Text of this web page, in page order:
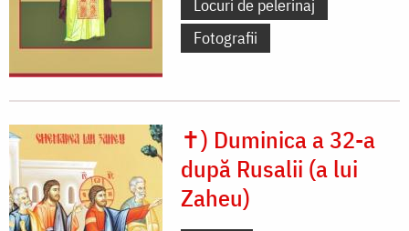
Locuri de pelerinaj
Fotografii
✝) Duminica a 32-a
după Rusalii (a lui
Zaheu)